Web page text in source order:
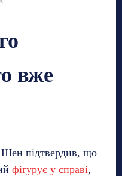
вже
Шен підтвердив, що
фігурує у справі,